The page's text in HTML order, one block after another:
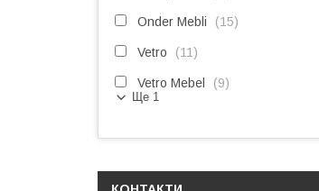
Onder Mebli 15
Vetro 11
Vetro Mebel 9
Ще 1